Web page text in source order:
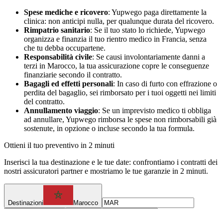
Spese mediche e ricovero: Yupwego paga direttamente la
clinica: non anticipi nulla, per qualunque durata del ricovero.
Rimpatrio sanitario: Se il tuo stato lo richiede, Yupwego
organizza e finanzia il tuo rientro medico in Francia, senza
che tu debba occupartene.
Responsabilità civile: Se causi involontariamente danni a
terzi in Marocco, la tua assicurazione copre le conseguenze
finanziarie secondo il contratto.
Bagagli ed effetti personali: In caso di furto con effrazione o
perdita del bagaglio, sei rimborsato per i tuoi oggetti nei limiti
del contratto.
Annullamento viaggio: Se un imprevisto medico ti obbliga
ad annullare, Yupwego rimborsa le spese non rimborsabili già
sostenute, in opzione o incluse secondo la tua formula.
Ottieni il tuo preventivo in 2 minuti
Inserisci la tua destinazione e le tue date: confrontiamo i contratti dei
nostri assicuratori partner e mostriamo le tue garanzie in 2 minuti.
Destinazioni
Marocco